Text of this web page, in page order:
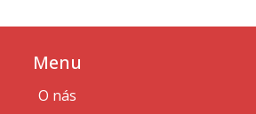
Menu
O nás